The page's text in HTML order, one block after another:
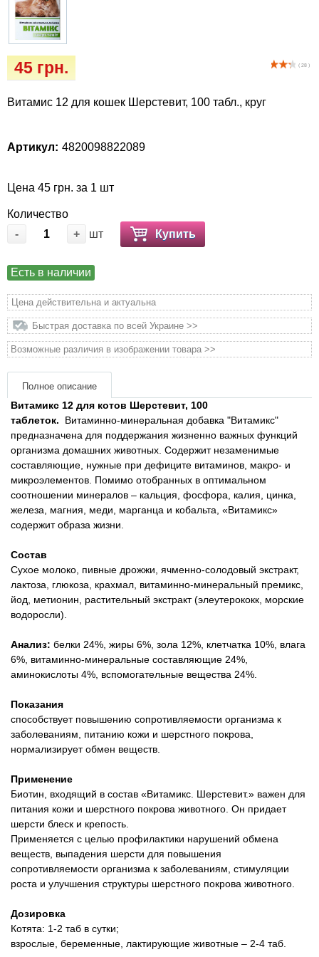
( 28 )
45 грн.
Витамис 12 для кошек Шерстевит, 100 табл., круг
Артикул: 4820098822089
Цена 45 грн. за 1 шт
Количество
-
+ шт Купить
Есть в наличии
Цена действительна и актуальна
Быстрая доставка по всей Украине >>
Возможные различия в изображении товара >>
Полное описание
Витамикс 12 для котов Шерстевит, 100
таблеток. Витаминно-минеральная добавка "Витамикс"
предназначена для поддержания жизненно важных функций
организма домашних животных. Содержит незаменимые
составляющие, нужные при дефиците витаминов, макро- и
микроэлементов. Помимо отобранных в оптимальном
соотношении минералов – кальция, фосфора, калия, цинка,
железа, магния, меди, марганца и кобальта, «Витамикс»
содержит образа жизни.
Состав
Сухое молоко, пивные дрожжи, ячменно-солодовый экстракт,
лактоза, глюкоза, крахмал, витаминно-минеральный премикс,
йод, метионин, растительный экстракт (элеутерококк, морские
водоросли).
Анализ: белки 24%, жиры 6%, зола 12%, клетчатка 10%, влага
6%, витаминно-минеральные составляющие 24%,
аминокислоты 4%, вспомогательные вещества 24%.
Показания
способствует повышению сопротивляемости организма к
заболеваниям, питанию кожи и шерстного покрова,
нормализирует обмен веществ.
Применение
Биотин, входящий в состав «Витамикс. Шерстевит.» важен для
питания кожи и шерстного покрова животного. Он придает
шерсти блеск и крепость.
Применяется с целью профилактики нарушений обмена
веществ, выпадения шерсти для повышения
сопротивляемости организма к заболеваниям, стимуляции
роста и улучшения структуры шерстного покрова животного.
Дозировка
Котята: 1-2 таб в сутки;
взрослые, беременные, лактирующие животные – 2-4 таб.
Лакомство и корма
Vet Diet Canine Wet – ветеринарные диеты
для собак
Лежаки, домики, охлаждая коврики
Миски, автокормушки, поилки
Одежда и обувь
Переноски, сумки, клетки
Послеоперационные средства и
расходные материалы
Подарочные сертификаты
Товары для голубей
Товары для грызунов
Товары для лошадей
Товары для людей
Хозряд - хозтовары оптом
Популярные зоотовары
Архив / Снято с производства